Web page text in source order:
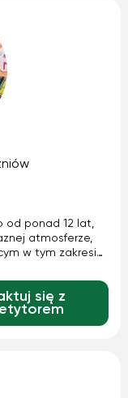
od ponad 12 lat,
atmosferze,
w tym zakresie,
oraz testy
się z